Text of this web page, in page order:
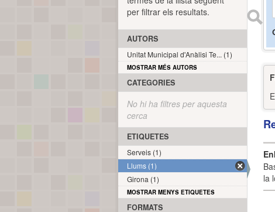
la
per filtrar els resultats.
AUTORS
Unitat Municipal d'Anàlisi Te... (1)
MOSTRAR MÉS AUTORS
CATEGORIES
No hi ha filtres per aquesta
cerca
ETIQUETES
Serveis (1)
Llums (1)
Girona (1)
MOSTRAR MENYS ETIQUETES
FORMATS